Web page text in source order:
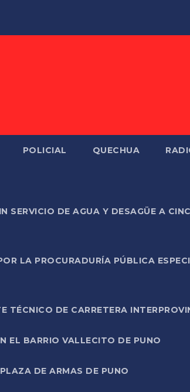
POLICIAL QUECHUA
DE AGUA Y DESAGÜE A
LA PROCURADURÍA PÚBLICA
TÉCNICO DE CARRETERA
EL BARRIO VALLECITO DE PUNO
DE ARMAS DE PUNO